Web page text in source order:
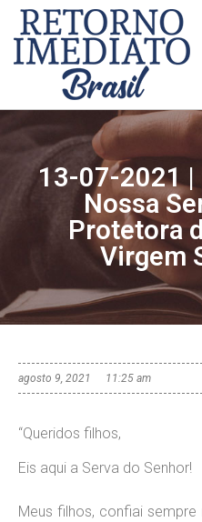
13-07-2021 |
Nossa
Protetora
Virgem
agosto 9, 2021 11:25 am
“Queridos filhos,
Eis aqui a Serva do Senhor!
Meus filhos, confiai